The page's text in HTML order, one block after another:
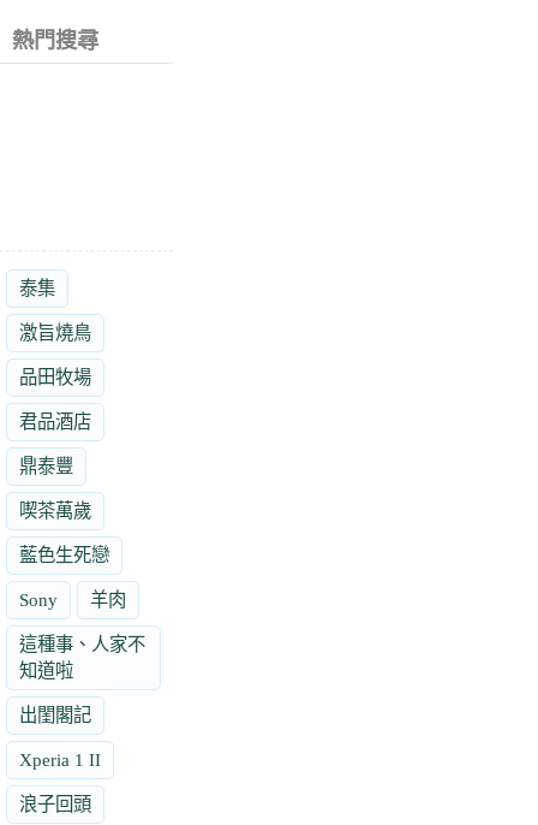
熱門搜尋
泰集
激旨燒鳥
品田牧場
君品酒店
鼎泰豐
喫茶萬歲
藍色生死戀
Sony 羊肉
這種事、人家不
知道啦
出閨閣記
Xperia 1 II
浪子回頭